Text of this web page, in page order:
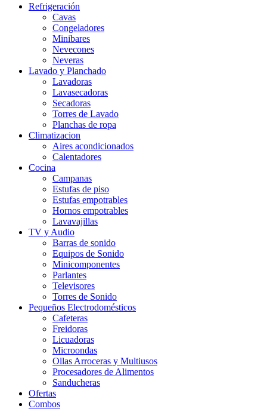
Refrigeración
Cavas
Congeladores
Minibares
Nevecones
Neveras
Lavado y Planchado
Lavadoras
Lavasecadoras
Secadoras
Torres de Lavado
Planchas de ropa
Climatizacion
Aires acondicionados
Calentadores
Cocina
Campanas
Estufas de piso
Estufas empotrables
Hornos empotrables
Lavavajillas
TV y Audio
Barras de sonido
Equipos de Sonido
Minicomponentes
Parlantes
Televisores
Torres de Sonido
Pequeños Electrodomésticos
Cafeteras
Freidoras
Licuadoras
Microondas
Ollas Arroceras y Multiusos
Procesadores de Alimentos
Sanducheras
Ofertas
Combos